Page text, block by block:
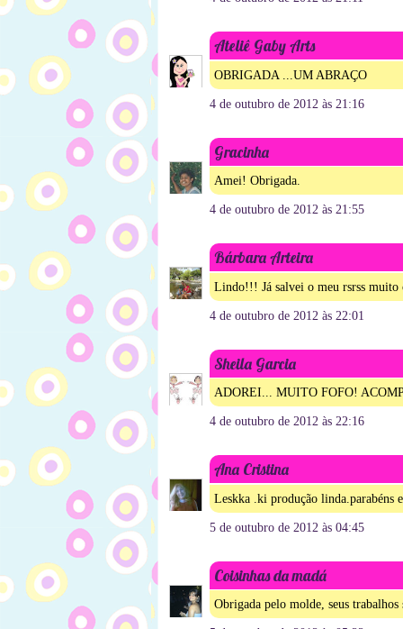
Ateliê Gaby Arts
OBRIGADA ...UM ABRAÇO
4 de outubro de 2012 às 21:16
Gracinha
Amei! Obrigada.
4 de outubro de 2012 às 21:55
Bárbara Arteira
Lindo!!! Já salvei o meu rsrss muito
4 de outubro de 2012 às 22:01
Sheila Garcia
ADOREI... MUITO FOFO!
4 de outubro de 2012 às 22:16
Ana Cristina
Leskka .ki produção
5 de outubro de 2012 às 04:45
Coisinhas da madá
Obrigada pelo molde, seus